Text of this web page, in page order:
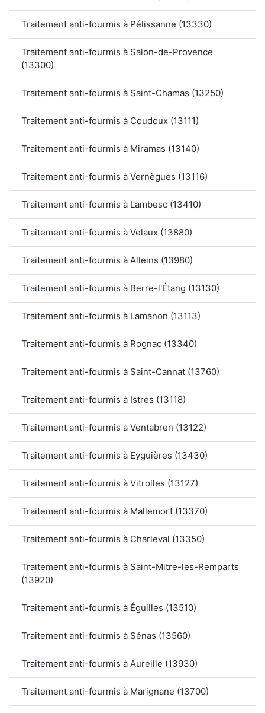
Traitement anti-fourmis à Pélissanne (13330)
Traitement anti-fourmis à Salon-de-Provence
(13300)
Traitement anti-fourmis à Saint-Chamas (13250)
Traitement anti-fourmis à Coudoux (13111)
Traitement anti-fourmis à Miramas (13140)
Traitement anti-fourmis à Vernègues (13116)
Traitement anti-fourmis à Lambesc (13410)
Traitement anti-fourmis à Velaux (13880)
Traitement anti-fourmis à Alleins (13980)
Traitement anti-fourmis à Berre-l'Étang (13130)
Traitement anti-fourmis à Lamanon (13113)
Traitement anti-fourmis à Rognac (13340)
Traitement anti-fourmis à Saint-Cannat (13760)
Traitement anti-fourmis à Istres (13118)
Traitement anti-fourmis à Ventabren (13122)
Traitement anti-fourmis à Eyguières (13430)
Traitement anti-fourmis à Vitrolles (13127)
Traitement anti-fourmis à Mallemort (13370)
Traitement anti-fourmis à Charleval (13350)
Traitement anti-fourmis à Saint-Mitre-les-Remparts
(13920)
Traitement anti-fourmis à Éguilles (13510)
Traitement anti-fourmis à Sénas (13560)
Traitement anti-fourmis à Aureille (13930)
Traitement anti-fourmis à Marignane (13700)